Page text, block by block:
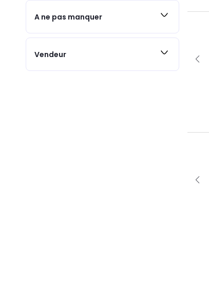
A ne pas manquer
Vendeur